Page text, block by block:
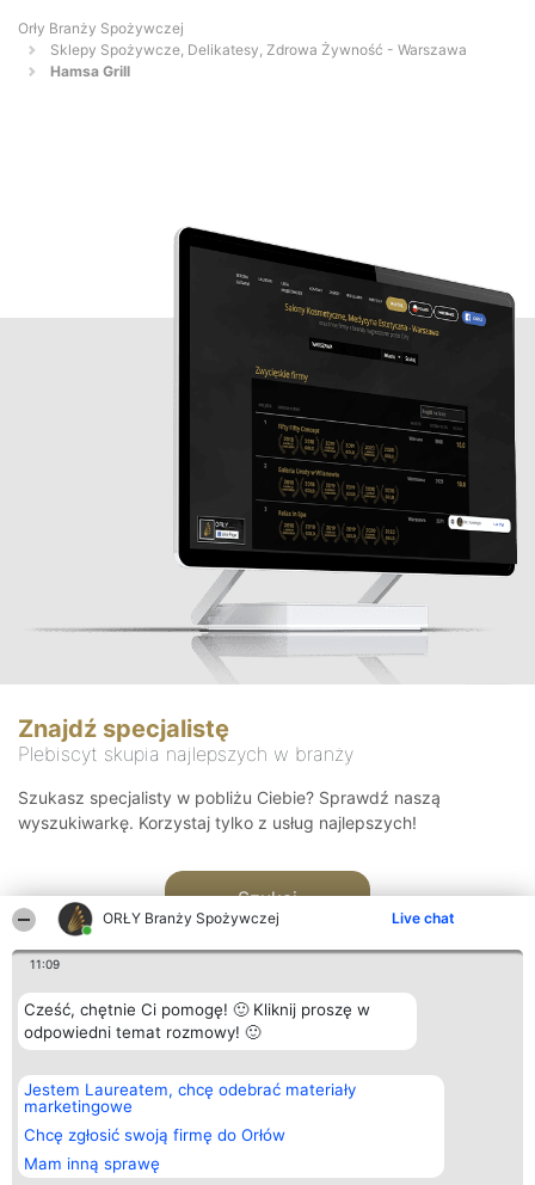
ORŁY Branży Spożywczej Live chat
11:09
Cześć, chętnie Ci pomogę! 🙂 Kliknij proszę w
odpowiedni temat rozmowy! 🙂
Jestem Laureatem, chcę odebrać materiały
marketingowe
Chcę zgłosić swoją firmę do Orłów
Mam inną sprawę
Orły Branży Spożywczej
Sklepy Spożywcze, Delikatesy, Zdrowa Żywność - Warszawa
Hamsa Grill
Znajdź specjalistę
Plebiscyt skupia najlepszych w branży
Szukasz specjalisty w pobliżu Ciebie? Sprawdź naszą
wyszukiwarkę. Korzystaj tylko z usług najlepszych!
Szukaj
Organizator plebiscytu
Bright Side Solutions sp. z o.
o. sp. k.
ul. Ruska 22
Wrocław 50-079
KRS 0000749100 | Regon
381313360 | NIP 8943132676
Plebiscyt
Laureaci
wszystkich
Laureatów
Regulamin
Kontakt
Kontakt